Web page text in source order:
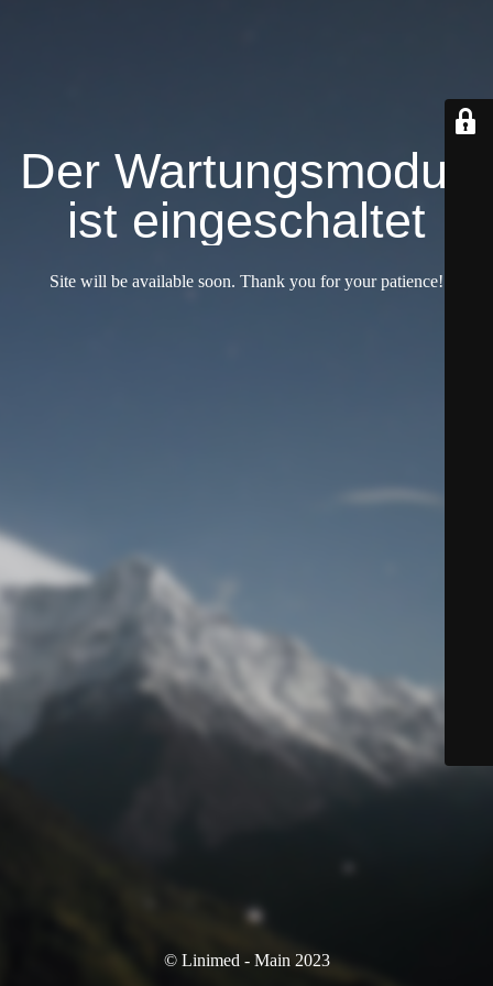
Der Wartungsmodus
ist eingeschaltet
Site will be available soon. Thank you for your patience!
© Linimed - Main 2023